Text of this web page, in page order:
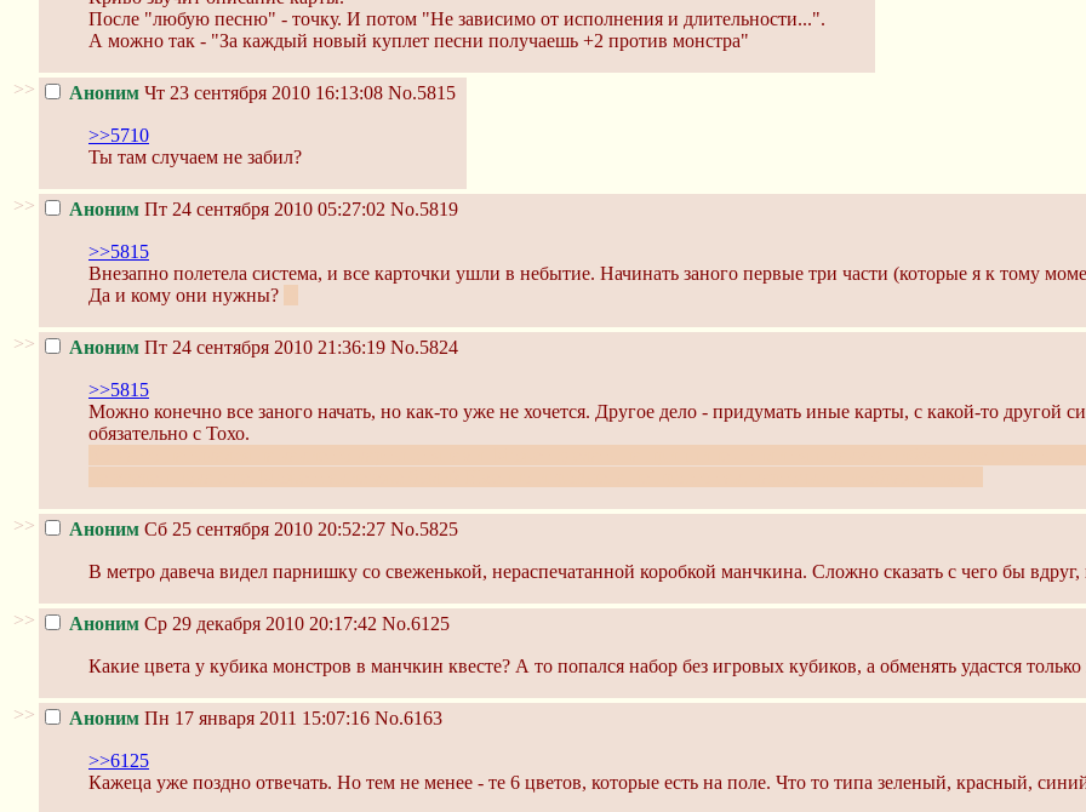
После "любую песню" - точку. И потом "Не зависимо от исполнения и длительности...".
А можно так - "За каждый новый куплет песни получаешь +2 против монстра"
>> Аноним Чт 23 сентября 2010 16:13:08 No.5815
>>5710
Ты там случаем не забил?
>> Аноним Пт 24 сентября 2010 05:27:02 No.5819
>>5815
Внезапно полетела система, и все карточки ушли в небытие. Начинать заного первые три части (которые я к тому
Да и кому они нужны?
>> Аноним Пт 24 сентября 2010 21:36:19 No.5824
>>5815
Можно конечно все заного начать, но как-то уже не хочется. Другое дело - придумать иные карты, с какой-то другой
обязательно с Тохо.
>> Аноним Сб 25 сентября 2010 20:52:27 No.5825
В метро давеча видел парнишку со свеженькой, нераспечатанной коробкой манчкина. Сложно сказать с чего бы
>> Аноним Ср 29 декабря 2010 20:17:42 No.6125
Какие цвета у кубика монстров в манчкин квесте? А то попался набор без игровых кубиков, а обменять удастся
>> Аноним Пн 17 января 2011 15:07:16 No.6163
>>6125
Кажеца уже поздно отвечать. Но тем не менее - те 6 цветов, которые есть на поле. Что то типа зеленый, красный,